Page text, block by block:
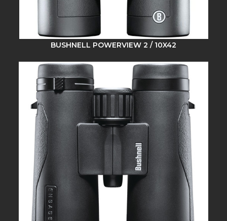
BUSHNELL POWERVIEW 2 / 10X42